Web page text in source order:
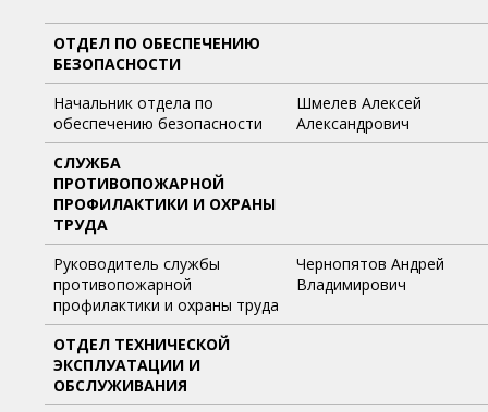
ОТДЕЛ ПО ОБЕСПЕЧЕНИЮ
БЕЗОПАСНОСТИ
Начальник отдела по
обеспечению безопасности
Шмелев Алексей
Александрович
СЛУЖБА
ПРОТИВОПОЖАРНОЙ
ПРОФИЛАКТИКИ И ОХРАНЫ
ТРУДА
Руководитель службы
противопожарной
профилактики и охраны труда
Чернопятов Андрей
Владимирович
ОТДЕЛ ТЕХНИЧЕСКОЙ
ЭКСПЛУАТАЦИИ И
ОБСЛУЖИВАНИЯ